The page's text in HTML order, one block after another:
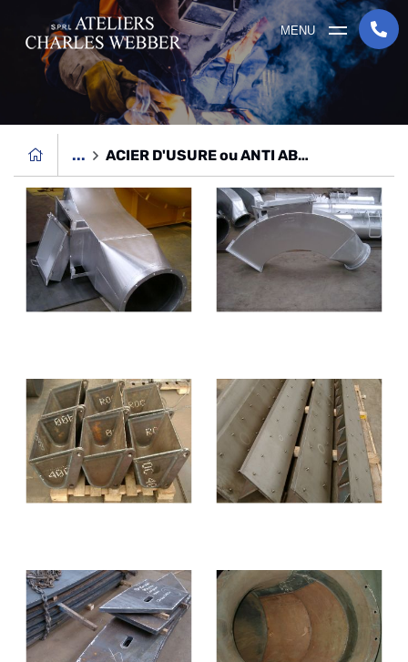
MENU
... ACIER D'USURE ou ANTI ABRASION (400 et 500 HB)